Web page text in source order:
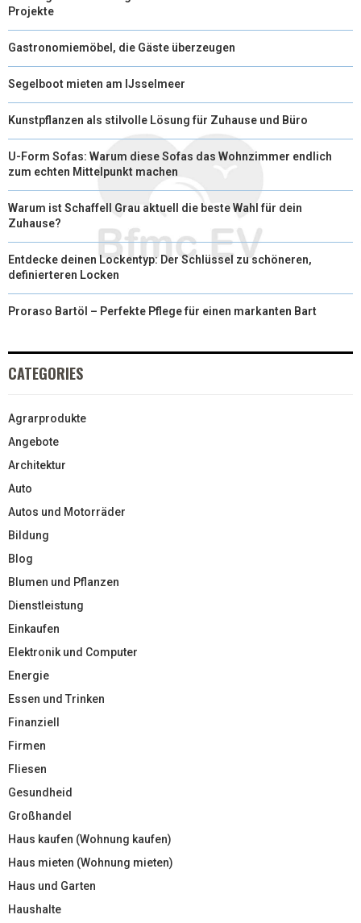
Projekte
Gastronomiemöbel, die Gäste überzeugen
Segelboot mieten am IJsselmeer
Kunstpflanzen als stilvolle Lösung für Zuhause und Büro
U-Form Sofas: Warum diese Sofas das Wohnzimmer endlich
zum echten Mittelpunkt machen
Warum ist Schaffell Grau aktuell die beste Wahl für dein
Zuhause?
Entdecke deinen Lockentyp: Der Schlüssel zu schöneren,
definierteren Locken
Proraso Bartöl – Perfekte Pflege für einen markanten Bart
CATEGORIES
Agrarprodukte
Angebote
Architektur
Auto
Autos und Motorräder
Bildung
Blog
Blumen und Pflanzen
Dienstleistung
Einkaufen
Elektronik und Computer
Energie
Essen und Trinken
Finanziell
Firmen
Fliesen
Gesundheid
Großhandel
Haus kaufen (Wohnung kaufen)
Haus mieten (Wohnung mieten)
Haus und Garten
Haushalte